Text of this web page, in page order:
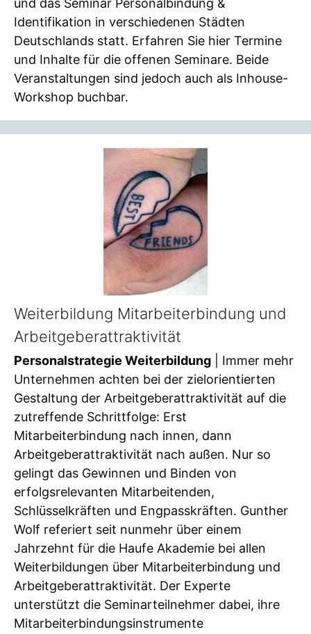
Identifikation in verschiedenen Städten
Deutschlands statt. Erfahren Sie hier Termine
und Inhalte für die offenen Seminare. Beide
Veranstaltungen sind jedoch auch als Inhouse-
Workshop buchbar.
Weiterbildung Mitarbeiterbindung und
Arbeitgeberattraktivität
Personalstrategie Weiterbildung | Immer mehr
Unternehmen achten bei der zielorientierten
Gestaltung der Arbeitgeberattraktivität auf die
zutreffende Schrittfolge: Erst
Mitarbeiterbindung nach innen, dann
Arbeitgeberattraktivität nach außen. Nur so
gelingt das Gewinnen und Binden von
erfolgsrelevanten Mitarbeitenden,
Schlüsselkräften und Engpasskräften. Gunther
Wolf referiert seit nunmehr über einem
Jahrzehnt für die Haufe Akademie bei allen
Weiterbildungen über Mitarbeiterbindung und
Arbeitgeberattraktivität. Der Experte
unterstützt die Seminarteilnehmer dabei, ihre
Mitarbeiterbindungsinstrumente